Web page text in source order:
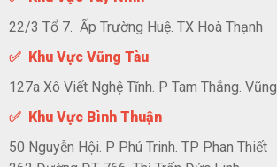
22/3 Tổ 7. Ấp Trường Huệ. TX Hoà Thạnh
✅ Khu Vực Vũng Tàu
127a Xô Viết Nghệ Tĩnh. P Tam Thắng.
✅ Khu Vực Bình Thuận
50 Nguyễn Hội. P Phú Trinh. TP Phan Thiết